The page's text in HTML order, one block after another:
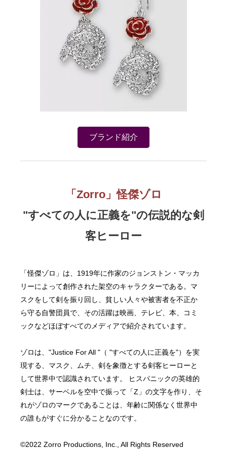
ブランド紹介
「Zorro」​怪傑ゾロ
"すべての人に正義を"の伝説的な剣
客ヒーロー
「怪傑ゾロ」は、1919年に作家のジョンストン・マッカ
リーによって創作された架空のキャラクターである。マ
スクをして剣を振り回し、貧しい人々や被害者を不正か
ら守る自警団員で、その活躍は映画、テレビ、本、コミ
ックなどほぼすべてのメディアで紹介されています。
​ゾロは、"Justice For All "（ "すべての人に正義を"）を実
現する、マスク、ムチ、剣を象徴とする剣客ヒーローと
して世界中で認識されています。 ヒスパニックの英雄的
剣士は、サーベルを空中で振って「Z」の文字を作り、そ
れがゾロのマークであることは、年齢に関係なく世界中
の誰もがすぐに分かることなのです。
©2022 Zorro Productions, Inc., All Rights Reserved